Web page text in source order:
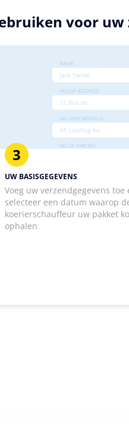
voor uw
3
UW BASISGEGEVENS
Voeg uw verzendgegevens toe
selecteer een datum waarop
koerierschauffeur uw pakket
ophalen